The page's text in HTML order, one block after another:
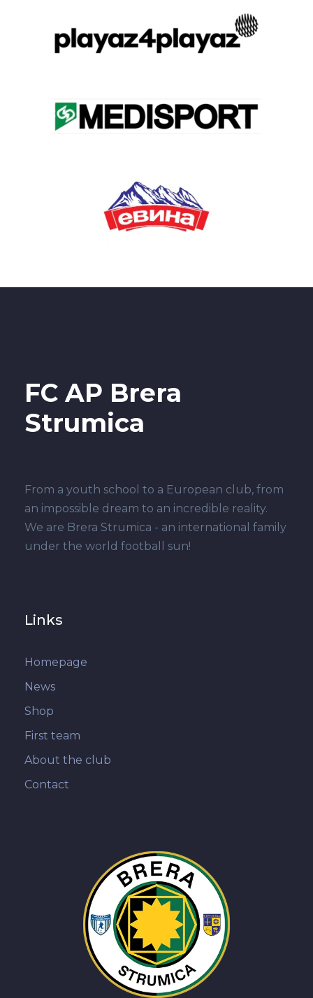
FC AP Brera
Strumica
From a youth school to a European club, from
an impossible dream to an incredible reality.
We are Brera Strumica - an international family
under the world football sun!
Links
Homepage
News
Shop
First team
About the club
Contact